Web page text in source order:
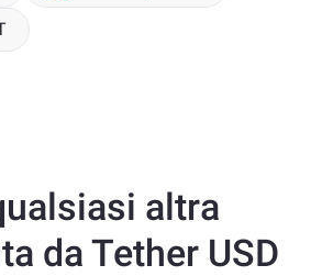
altra
da Tether USD